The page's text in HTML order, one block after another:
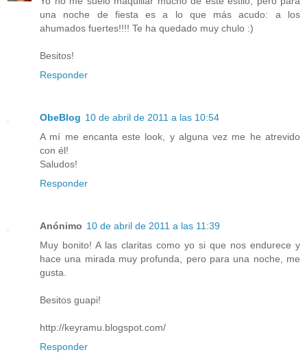
una noche de fiesta es a lo que más acudo: a los
ahumados fuertes!!!! Te ha quedado muy chulo :)
Besitos!
Responder
ObeBlog 10 de abril de 2011 a las 10:54
A mí me encanta este look, y alguna vez me he atrevido
con él!
Saludos!
Responder
Anónimo 10 de abril de 2011 a las 11:39
Muy bonito! A las claritas como yo si que nos endurece y
hace una mirada muy profunda, pero para una noche, me
gusta.
Besitos guapi!
http://keyramu.blogspot.com/
Responder